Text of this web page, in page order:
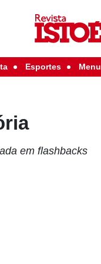
Esportes Menu
em flashbacks